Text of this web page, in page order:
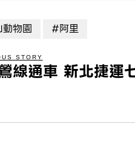
物園 #阿里
STORY
線通車 新北捷運